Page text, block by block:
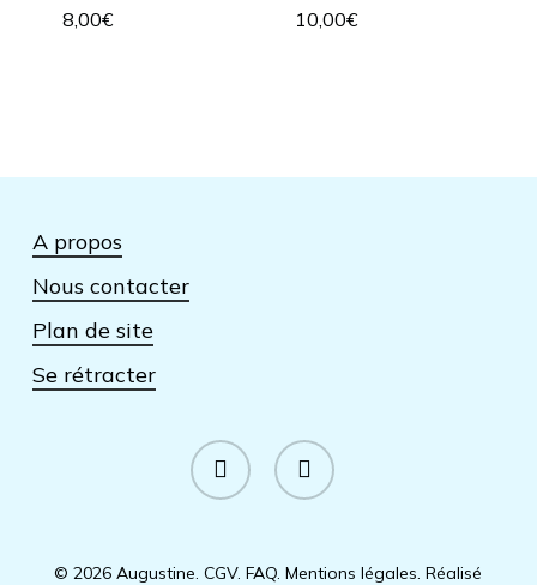
8,00€ 10,00€
A propos
Nous contacter
Plan de site
Se rétracter
facebook instagram
© 2026 Augustine.CGV.FAQ.Mentions légales.Réalisé